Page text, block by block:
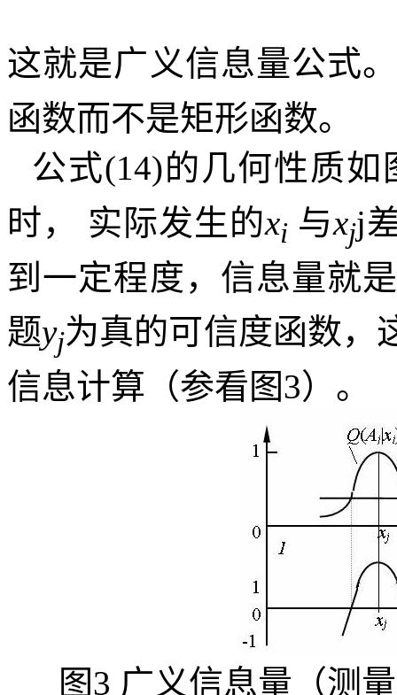
这就是广义信息量公式
函数而不是矩形函数。
公式(14)的几何性质如
时，
实际发生的xi 与xjj
到一定程度，信息量就
题yj为真的可信度函数，
信息计算（参看图3）。
图3 广义信息量（测